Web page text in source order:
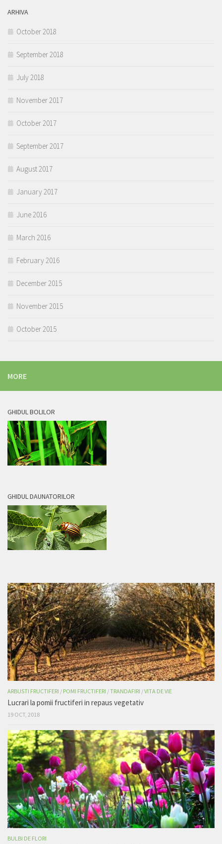
ARHIVA
October 2018
September 2018
July 2018
November 2017
October 2017
September 2017
August 2017
January 2017
June 2016
March 2016
February 2016
December 2015
November 2015
October 2015
MORE
GHIDUL BOLILOR
GHIDUL DAUNATORILOR
ARBUSTI FRUCTIFERI / POMI FRUCTIFERI /TRANDAFIRI /VITA DE VIE
Lucrari la pomii fructiferi in repaus vegetativ
19 OCT, 2018
BULBI DE FLORI